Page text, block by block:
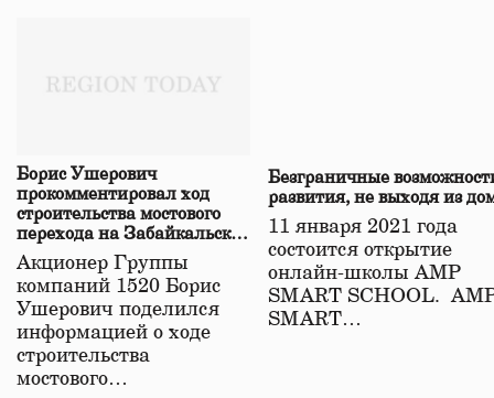
Борис Ушерович
прокомментировал ход
строительства мостового
перехода на Забайкальской
железной дороге
Акционер Группы
компаний 1520 Борис
Ушерович поделился
информацией о ходе
строительства
мостового…
Безграничные
развития, не выходя из
11 января 2021 года
состоится открытие
онлайн-школы АМР
SMART SCHOOL.
SMART…